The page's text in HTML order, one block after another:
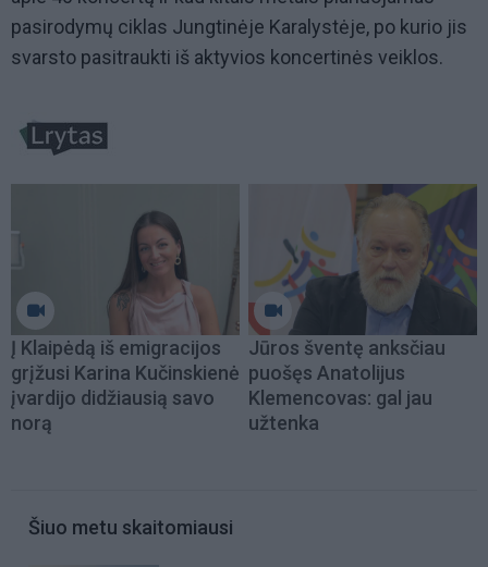
pasirodymų ciklas Jungtinėje Karalystėje, po kurio jis
svarsto pasitraukti iš aktyvios koncertinės veiklos.
Į Klaipėdą iš emigracijos
grįžusi Karina Kučinskienė
įvardijo didžiausią savo
norą
Jūros šventę anksčiau
puošęs Anatolijus
Klemencovas: gal jau
užtenka
Šiuo metu skaitomiausi